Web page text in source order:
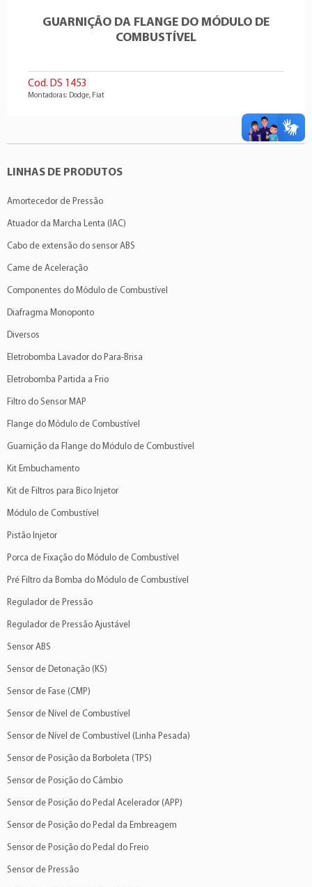
GUARNIÇÃO DA FLANGE DO MÓDULO DE
COMBUSTÍVEL
Cod. DS 1453
Montadoras: Dodge, Fiat
LINHAS DE PRODUTOS
Amortecedor de Pressão
Atuador da Marcha Lenta (IAC)
Cabo de extensão do sensor ABS
Came de Aceleração
Componentes do Módulo de Combustível
Diafragma Monoponto
Diversos
Eletrobomba Lavador do Para-Brisa
Eletrobomba Partida a Frio
Filtro do Sensor MAP
Flange do Módulo de Combustível
Guarnição da Flange do Módulo de Combustível
Kit Embuchamento
Kit de Filtros para Bico Injetor
Módulo de Combustível
Pistão Injetor
Porca de Fixação do Módulo de Combustível
Pré Filtro da Bomba do Módulo de Combustível
Regulador de Pressão
Regulador de Pressão Ajustável
Sensor ABS
Sensor de Detonação (KS)
Sensor de Fase (CMP)
Sensor de Nível de Combustível
Sensor de Nível de Combustível (Linha Pesada)
Sensor de Posição da Borboleta (TPS)
Sensor de Posição do Câmbio
Sensor de Posição do Pedal Acelerador (APP)
Sensor de Posição do Pedal da Embreagem
Sensor de Posição do Pedal do Freio
Sensor de Pressão